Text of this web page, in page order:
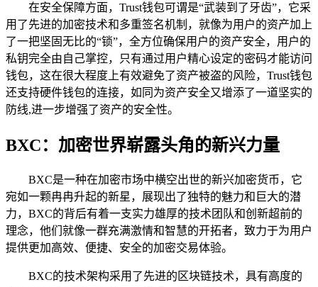
在安全保障方面，Trust钱包可谓是“武装到了牙齿”，它采
用了先进的加密技术和多重签名机制，就像为用户的资产加上
了一把坚固无比的“锁”，全方位确保用户的资产安全，用户的
私钥完全由自己掌控，只有通过用户精心设定的密码才能访问
钱包，这在很大程度上有效避免了资产被盗的风险，Trust钱包
还支持硬件钱包的连接，如同为资产安全又增添了一道坚实的
防线,进一步增强了资产的安全性。
BXC：加密世界崭露头角的新兴力量
BXC是一种在加密市场中横空出世的新兴加密货币，它
宛如一颗冉冉升起的新星，展现出了独特的魅力和巨大的潜
力，BXC的背后有着一支实力雄厚的技术团队和创新超前的
理念，他们就像一群充满激情和智慧的开拓者，致力于为用户
提供更加高效、便捷、安全的加密交易体验。
BXC的技术架构采用了先进的区块链技术，具有高度的